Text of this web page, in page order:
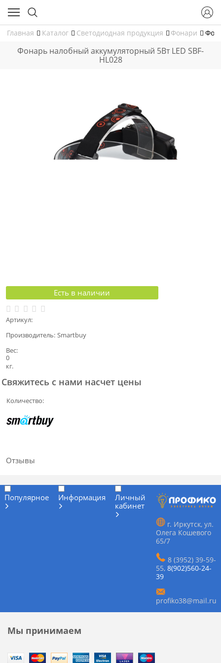
Главная Каталог Светодиодная продукция Фонари
Фонарь налобный аккумуляторный 5Вт LED SBF-
HL028
Есть в наличии
Артикул:
Производитель: Smartbuy
Вес:
0
кг.
Свяжитесь с нами насчет цены
Количество:
Отзывы
Популярное Информация
Личный
кабинет
г. Иркутск, ул.
Олега Кошевого
65/7
8 (3952) 39-59-
55, 8(902)560-24-
39
profiko38@mail.ru
Мы принимаем